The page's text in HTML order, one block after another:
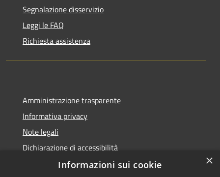
Segnalazione disservizio
Leggi le FAQ
Richiesta assistenza
Amministrazione trasparente
Informativa privacy
Note legali
Dichiarazione di accessibilità
×
Informazioni sui cookie